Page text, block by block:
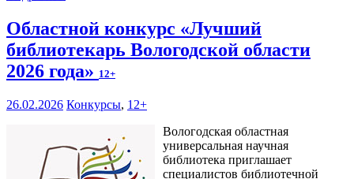
Областной конкурс «Лучший
библиотекарь Вологодской области
2026 года» 12+
26.02.2026 Конкурсы, 12+
Вологодская областная
универсальная научная
библиотека приглашает
специалистов библиотечной